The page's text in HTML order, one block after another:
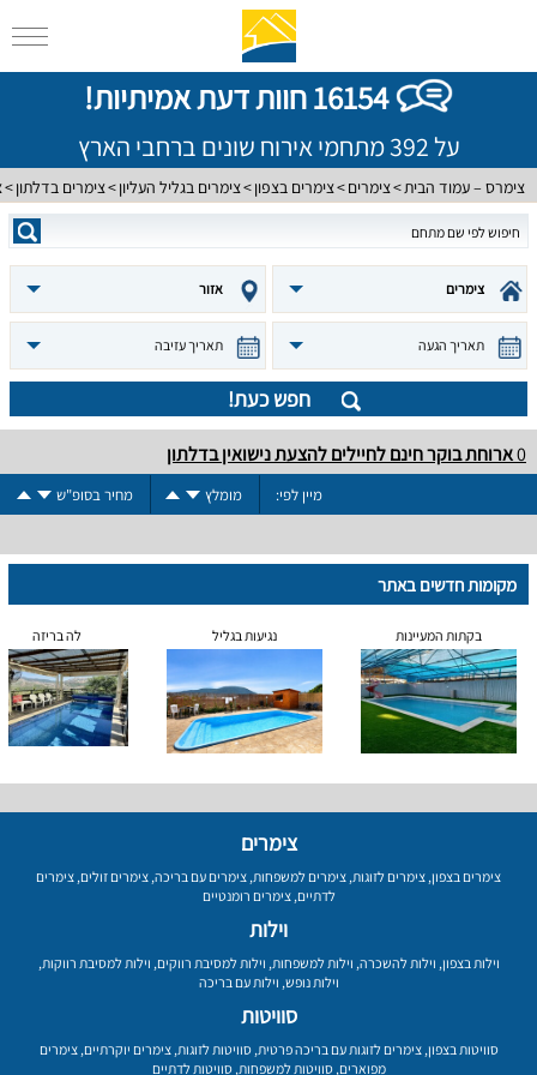
16154 חוות דעת אמיתיות!
על 392 מתחמי אירוח שונים ברחבי הארץ
צימרס – עמוד הבית צימרים צימרים בצפון צימרים בגליל העליון צימרים בדלתון
צימרים אזור
תאריך הגעה תאריך עזיבה
חפש כעת!
0ארוחת בוקר חינם לחיילים להצעת נישואין בדלתון
מיין לפי: מומלץ מחיר בסופ"ש
מקומות חדשים באתר
בקתות המעיינות נגיעות בגליל לה בריזה
צימרים
צימרים בצפון, צימרים לזוגות, צימרים למשפחות, צימרים עם בריכה, צימרים זולים, צימרים
לדתיים,צימרים רומנטיים
וילות
וילות בצפון, וילות להשכרה, וילות למשפחות, וילות למסיבת רווקים, וילות למסיבת רווקות,
וילות נופש, וילות עם בריכה
סוויטות
סוויטות בצפון,צימרים לזוגות עם בריכה פרטית,סוויטות לזוגות,צימרים יוקרתיים,צימרים
מפוארים,סוויטות למשפחות,סוויטות לדתיים